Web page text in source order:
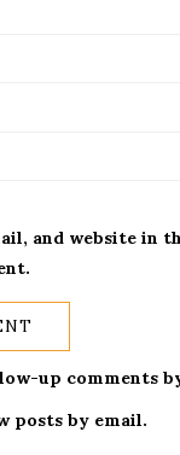
and website in
up comments
posts by email.